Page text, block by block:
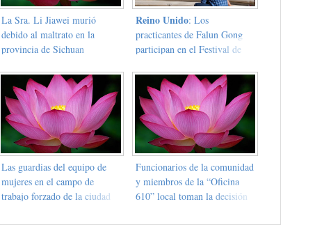
La Sra. Li Jiawei murió
debido al maltrato en la
provincia de Sichuan
Reino Unido: Los
practicantes de Falun Gong
participan en el Festival de
Las guardias del equipo de
mujeres en el campo de
trabajo forzado de la ciudad
Heilongjiang, torturan a
Funcionarios de la comunidad
y miembros de la “Oficina
610” local toman la decisión